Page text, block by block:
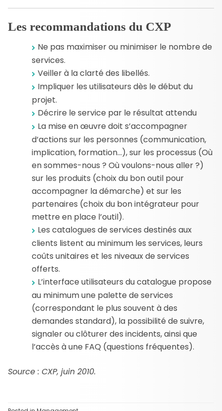
Les recommandations du CXP
Ne pas maximiser ou minimiser le nombre de
services.
Veiller à la clarté des libellés.
Impliquer les utilisateurs dès le début du
projet.
Décrire le service par le résultat attendu
La mise en œuvre doit s’accompagner
d’actions sur les personnes (communication,
implication, formation…), sur les processus (Où
en sommes-nous ? Où voulons-nous aller ?)
sur les produits (choix du bon outil pour
accompagner la démarche) et sur les
partenaires (choix du bon intégrateur pour
mettre en place l’outil).
Les catalogues de services destinés aux
clients listent au minimum les services, leurs
coûts unitaires et les niveaux de services
offerts.
L’interface utilisateurs du catalogue propose
au minimum une palette de services
(correspondant le plus souvent à des
demandes standard), la possibilité de suivre,
signaler ou clôturer des incidents, ainsi que
l’accès à une FAQ (questions fréquentes).
Source : CXP, juin 2010.